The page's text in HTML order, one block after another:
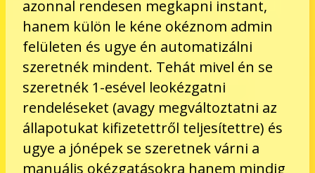
azonnal rendesen megkapni instant,
hanem külön le kéne okéznom admin
felületen és ugye én automatizálni
szeretnék mindent. Tehát mivel én se
szeretnék 1-esével leokézgatni
rendeléseket (avagy megváltoztatni az
állapotukat kifizetettről teljesítettre) és
ugye a jónépek se szeretnek várni a
manuális okézgatásokra hanem mindig